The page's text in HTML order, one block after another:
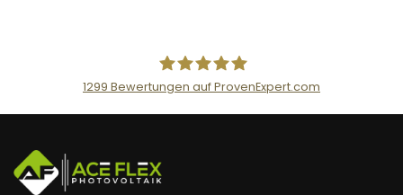
AceFlex GmbH
1299 Bewertungen auf ProvenExpert.com